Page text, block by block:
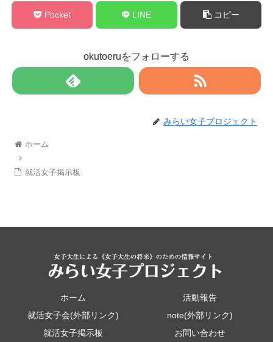
Pocket LINE コピー
okutoeruをフォローする
みらい女子プロジェクト
ホーム
就活女子掲示板
ホーム
活動報告
就活女子会(外部リンク)
note(外部リンク)
就活女子掲示板
お問い合わせ